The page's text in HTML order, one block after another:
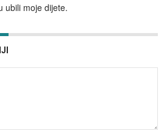
ubili moje dijete.